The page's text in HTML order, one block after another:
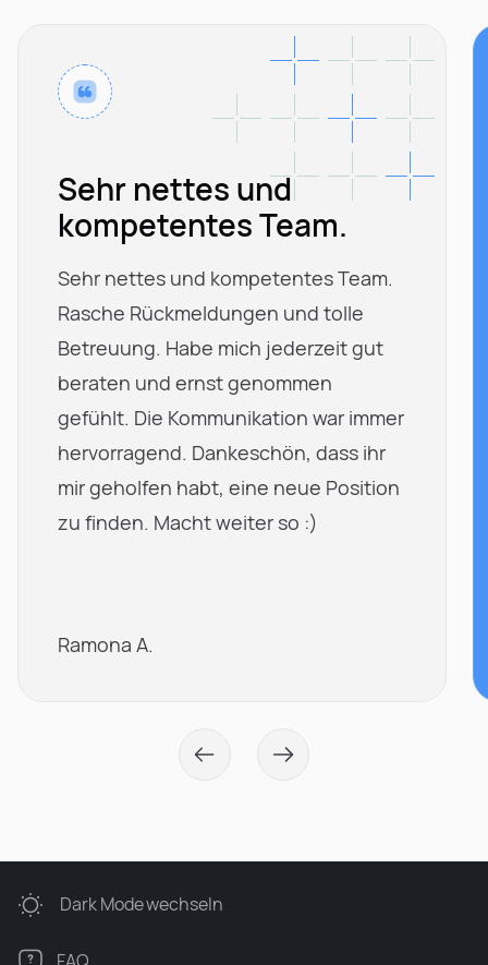
Sehr nettes und
kompetentes Team.
Sehr nettes und kompetentes Team.
Rasche Rückmeldungen und tolle
Betreuung. Habe mich jederzeit gut
beraten und ernst genommen
gefühlt. Die Kommunikation war immer
hervorragend. Dankeschön, dass ihr
mir geholfen habt, eine neue Position
zu finden. Macht weiter so :)
Ramona A.
Dark Modewechseln